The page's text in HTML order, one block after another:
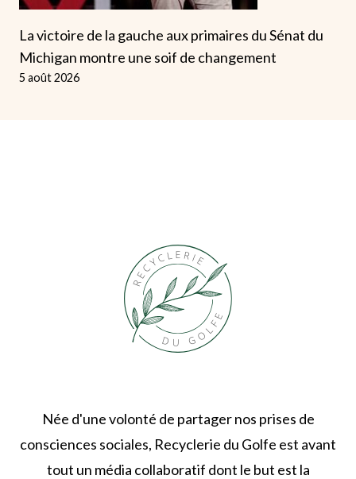
La victoire de la gauche aux primaires du Sénat du
Michigan montre une soif de changement
5 août 2026
Née d'une volonté de partager nos prises de
consciences sociales, Recyclerie du Golfe est avant
tout un média collaboratif dont le but est la